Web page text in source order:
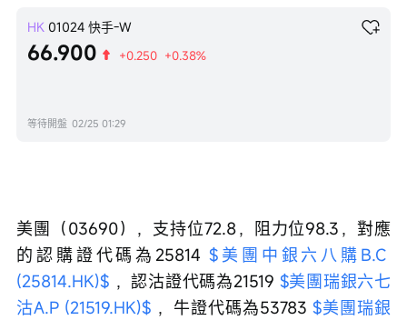
HK 01024 快手-W
66.900 +0.250 +0.38%
等待開盤 02/25 01:29
美團（03690），支持位72.8，阻力位98.3，對應
的認購證代碼為25814 $美團中銀六八購B.C
(25814.HK)$ ，認沽證代碼為21519 $美團瑞銀六七
沽A.P (21519.HK)$ ，牛證代碼為53783 $美團瑞銀